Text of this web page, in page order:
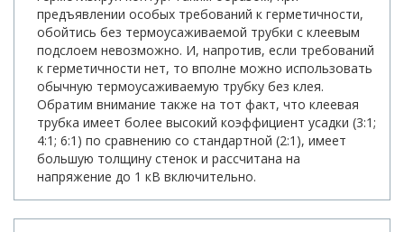
предъявлении особых требований к герметичности,
обойтись без термоусаживаемой трубки с клеевым
подслоем невозможно. И, напротив, если требований
к герметичности нет, то вполне можно использовать
обычную термоусаживаемую трубку без клея.
Обратим внимание также на тот факт, что клеевая
трубка имеет более высокий коэффициент усадки (3:1;
4:1; 6:1) по сравнению со стандартной (2:1), имеет
большую толщину стенок и рассчитана на
напряжение до 1 кВ включительно.